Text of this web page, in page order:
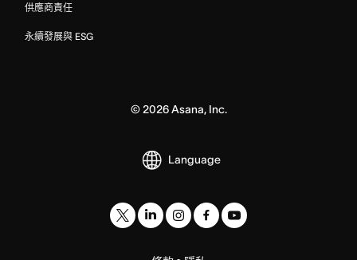
供應商責任
永續發展與 ESG
© 2026Asana, Inc.
Language